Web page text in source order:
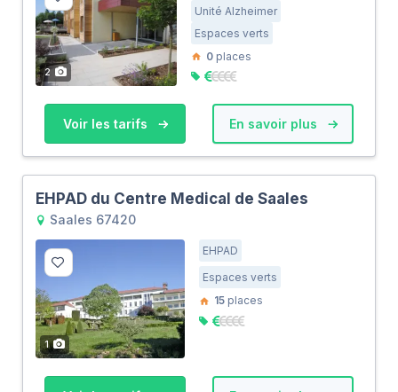
2
Unité Alzheimer
Espaces verts
0 places
Voir les tarifs En savoir plus
EHPAD du Centre Medical de Saales
Saales 67420
1
EHPAD
Espaces verts
15 places